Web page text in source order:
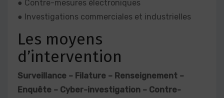
● Contre-mesures électroniques
● Investigations commerciales et industrielles
Les moyens
d’intervention
Surveillance – Filature – Renseignement –
Enquête – Cyber-investigation – Contre-